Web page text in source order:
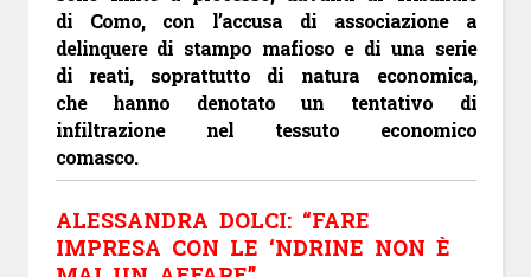
di Como, con l’accusa di associazione a
delinquere di stampo mafioso e di una serie
di reati, soprattutto di natura economica,
che hanno denotato un tentativo di
infiltrazione nel tessuto economico
comasco.
ALESSANDRA DOLCI: “FARE
IMPRESA CON LE ‘NDRINE NON È